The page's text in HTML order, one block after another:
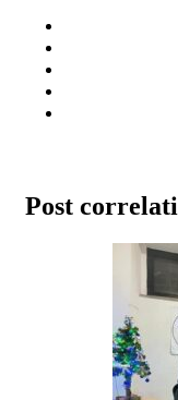
Post correlati